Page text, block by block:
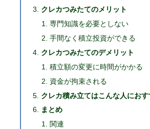
クレカつみたてのメリット
専門知識を必要としない
手間なく積立投資ができる
クレカつみたてのデメリット
積立額の変更に時間がかかる
資金が拘束される
クレカ積み立てはこんな人におす
まとめ
関連